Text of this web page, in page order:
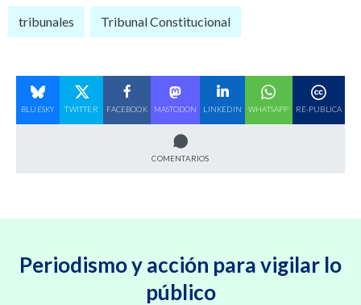
tribunales Tribunal Constitucional
BLUESKY TWITTER FACEBOOK MASTODON LINKEDIN WHATSAPP RE-PUBLICA
COMENTARIOS
Periodismo y acción para vigilar lo
público